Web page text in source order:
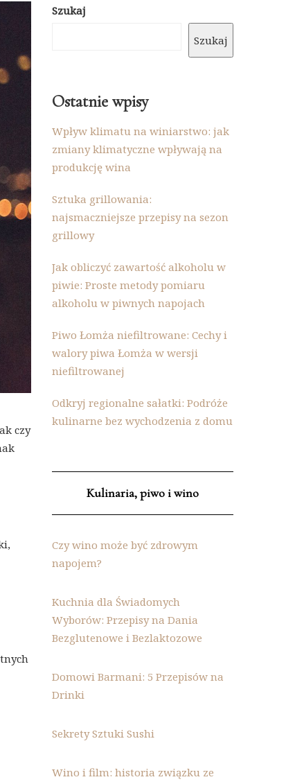
czy
Szukaj
Szukaj
Ostatnie wpisy
Wpływ klimatu na winiarstwo: jak
zmiany klimatyczne wpływają na
produkcję wina
Sztuka grillowania:
najsmaczniejsze przepisy na sezon
grillowy
Jak obliczyć zawartość alkoholu w
piwie: Proste metody pomiaru
alkoholu w piwnych napojach
Piwo Łomża niefiltrowane: Cechy i
walory piwa Łomża w wersji
niefiltrowanej
Odkryj regionalne sałatki: Podróże
kulinarne bez wychodzenia z domu
Kulinaria, piwo i wino
Czy wino może być zdrowym
napojem?
Kuchnia dla Świadomych
Wyborów: Przepisy na Dania
Bezglutenowe i Bezlaktozowe
Domowi Barmani: 5 Przepisów na
Drinki
Sekrety Sztuki Sushi
Wino i film: historia związku ze